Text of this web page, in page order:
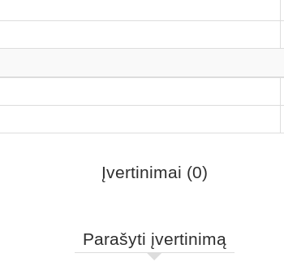
Įvertinimai (0)
Parašyti įvertinimą